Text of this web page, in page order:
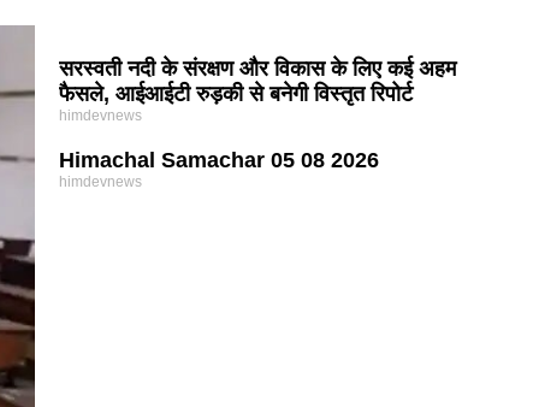
सरस्वती नदी के संरक्षण और विकास के लिए कई अहम
फैसले, आईआईटी रुड़की से बनेगी विस्तृत रिपोर्ट
himdevnews
Himachal Samachar 05 08 2026
himdevnews